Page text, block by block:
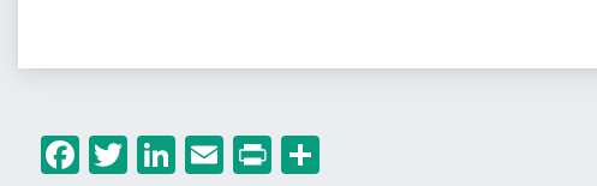
Facebook
Twitter
LinkedIn
Email
Print